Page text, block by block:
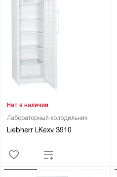
Лабораторный холодильник
Liebherr LKexv 3910
Нет в наличии